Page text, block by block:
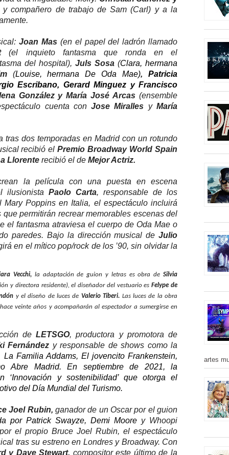
y compañero de trabajo de Sam (Carl) y a la
Joan Mas (en el papel del ladrón llamado
(el inquieto fantasma que ronda en el
del hospital), Juls Sosa (Clara, hermana
(Louise, hermana De Oda Mae),Patricia
Escribano, Gerard Minguez y Francisco
González y María José Arcas (ensemble
cuenta conJose Miralles yMaría
tras dos temporadas en Madrid con un rotundo
recibió elPremio Broadway World Spain
Llorente recibió el de Mejor Actriz.
la película con una puesta en escena
ilusionista Paolo Carta, responsable de los
Mary Poppinsen Italia, el espectáculo incluirá
permitirán recrear memorables escenas del
el fantasma atraviesa el cuerpo de Oda Mae o
paredes. Bajo la dirección musical de Julio
en el mítico pop/rock de los ’90, sin olvidar la
Vecchi, la adaptación de guion y letras es obra de Silvia
y directora residente), el diseñador del vestuario es Felype de
y el diseño de luces de Valerio Tiberi. Las luces de la obra
veinte años y acompañarán al espectador a sumergirse en
deLETSGO, productora y promotora de
Fernández y responsable de shows como la
La Familia Addams, El jovencito Frankenstein,
Abre Madrid.En septiembre de 2021,la
‘Innovación y sostenibilidad’ que otorga el
del Día Mundial del Turismo.
Joel Rubin, ganador de un Oscar por el guion
por Patrick Swayze, Demi Moore y Whoopi
el propio Bruce Joel Rubin, el espectáculo
tras su estreno en Londres y Broadway. Con
y Dave Stewart, compositor este último de la
artes